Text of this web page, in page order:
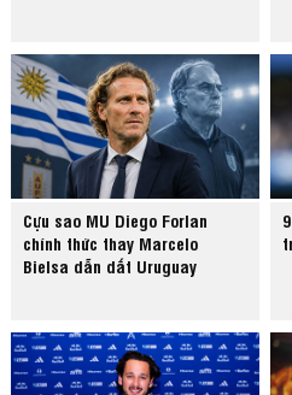
Cựu sao MU Diego Forlan
chính thức thay Marcelo
Bielsa dẫn dắt Uruguay